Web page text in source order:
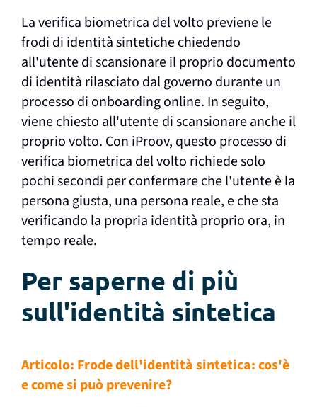
La verifica biometrica del volto previene le
frodi di identità sintetiche chiedendo
all'utente di scansionare il proprio documento
di identità rilasciato dal governo durante un
processo di onboarding online. In seguito,
viene chiesto all'utente di scansionare anche il
proprio volto. Con iProov, questo processo di
verifica biometrica del volto richiede solo
pochi secondi per confermare che l'utente è la
persona giusta, una persona reale, e che sta
verificando la propria identità proprio ora, in
tempo reale.
Per saperne di più
sull'identità sintetica
Articolo: Frode dell'identità sintetica: cos'è
e come si può prevenire?